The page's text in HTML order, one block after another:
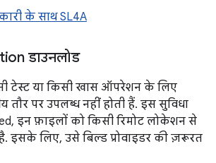
के साथ SL4A
डाउनलोड
टेस्ट या किसी खास ऑपरेशन के लिए
तौर पर उपलब्ध नहीं होती हैं. इस सुविधा
इन फ़ाइलों को किसी रिमोट लोकेशन से
लिए, उसे बिल्ड प्रोवाइडर की ज़रूरत